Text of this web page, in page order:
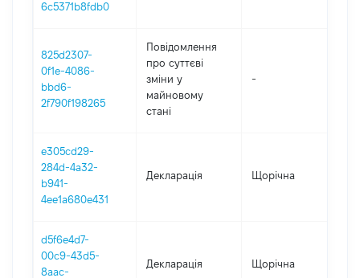
6c5371b8fdb0
825d2307-
0f1e-4086-
bbd6-
2f790f198265
Повідомлення
про суттєві
зміни y
майновому
стані
-
e305cd29-
284d-4a32-
b941-
4ee1a680e431
Декларація Щорічна
d5f6e4d7-
00c9-43d5-
8aac-
Декларація Щорічна